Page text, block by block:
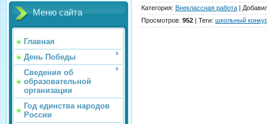
Меню сайта
Главная
День Победы
Сведения об
образовательной
организации
Год единства народов
России
Категория: Внеклассная работа |
Просмотров: 952 | Теги: школьный